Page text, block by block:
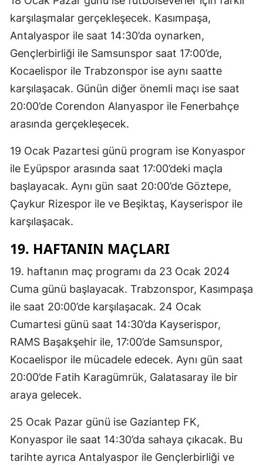
karşılaşmalar gerçekleşecek. Kasımpaşa,
Antalyaspor ile saat 14:30’da oynarken,
Gençlerbirliği ile Samsunspor saat 17:00’de,
Kocaelispor ile Trabzonspor ise aynı saatte
karşılaşacak. Günün diğer önemli maçı ise saat
20:00’de Corendon Alanyaspor ile Fenerbahçe
arasında gerçekleşecek.
19 Ocak Pazartesi günü program ise Konyaspor
ile Eyüpspor arasında saat 17:00’deki maçla
başlayacak. Aynı gün saat 20:00’de Göztepe,
Çaykur Rizespor ile ve Beşiktaş, Kayserispor ile
karşılaşacak.
19. HAFTANIN MAÇLARI
19. haftanın maç programı da 23 Ocak 2024
Cuma günü başlayacak. Trabzonspor, Kasımpaşa
ile saat 20:00’de karşılaşacak. 24 Ocak
Cumartesi günü saat 14:30’da Kayserispor,
RAMS Başakşehir ile, 17:00’de Samsunspor,
Kocaelispor ile mücadele edecek. Aynı gün saat
20:00’de Fatih Karagümrük, Galatasaray ile bir
araya gelecek.
25 Ocak Pazar günü ise Gaziantep FK,
Konyaspor ile saat 14:30’da sahaya çıkacak. Bu
tarihte ayrıca Antalyaspor ile Gençlerbirliği ve